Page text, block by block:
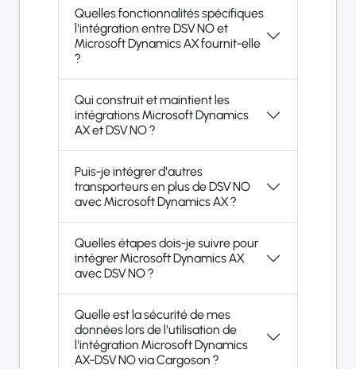
Quelles fonctionnalités spécifiques
l'intégration entre DSV NO et
Microsoft Dynamics AX fournit-elle
?
Qui construit et maintient les
intégrations Microsoft Dynamics
AX et DSV NO ?
Puis-je intégrer d'autres
transporteurs en plus de DSV NO
avec Microsoft Dynamics AX ?
Quelles étapes dois-je suivre pour
intégrer Microsoft Dynamics AX
avec DSV NO ?
Quelle est la sécurité de mes
données lors de l'utilisation de
l'intégration Microsoft Dynamics
AX-DSV NO via Cargoson ?